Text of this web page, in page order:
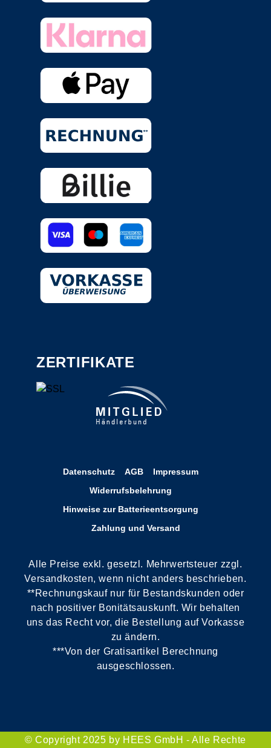
ZERTIFIKATE
Datenschutz AGB
Impressum
Widerrufsbelehrung
Hinweise zur Batterieentsorgung
Zahlung und Versand
Alle Preise exkl. gesetzl. Mehrwertsteuer zzgl.
Versandkosten, wenn nicht anders beschrieben.
**Rechnungskauf nur für Bestandskunden oder
nach positiver Bonitätsauskunft. Wir behalten
uns das Recht vor, die Bestellung auf Vorkasse
zu ändern.
***Von der Gratisartikel Berechnung
ausgeschlossen.
© Copyright 2025 by HEES GmbH - Alle Rechte